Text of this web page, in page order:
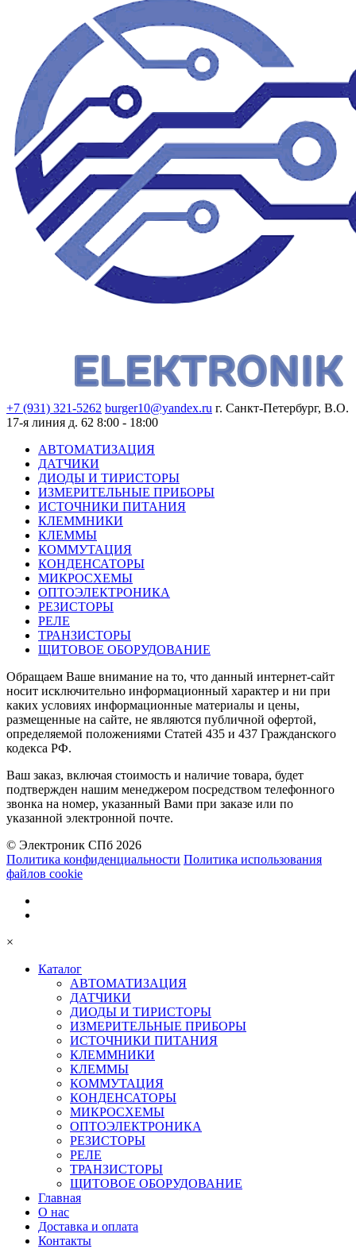
+7 (931) 321-5262 burger10@yandex.ru г. Санкт-Петербург, В.О.
17-я линия д. 62 8:00 - 18:00
АВТОМАТИЗАЦИЯ
ДАТЧИКИ
ДИОДЫ И ТИРИСТОРЫ
ИЗМЕРИТЕЛЬНЫЕ ПРИБОРЫ
ИСТОЧНИКИ ПИТАНИЯ
КЛЕММНИКИ
КЛЕММЫ
КОММУТАЦИЯ
КОНДЕНСАТОРЫ
МИКРОСХЕМЫ
ОПТОЭЛЕКТРОНИКА
РЕЗИСТОРЫ
РЕЛЕ
ТРАНЗИСТОРЫ
ЩИТОВОЕ ОБОРУДОВАНИЕ
Обращаем Ваше внимание на то, что данный интернет-сайт
носит исключительно информационный характер и ни при
каких условиях информационные материалы и цены,
размещенные на сайте, не являются публичной офертой,
определяемой положениями Статей 435 и 437 Гражданского
кодекса РФ.
Ваш заказ, включая стоимость и наличие товара, будет
подтвержден нашим менеджером посредством телефонного
звонка на номер, указанный Вами при заказе или по
указанной электронной почте.
© Электроник СПб 2026
Политика конфиденциальности Политика использования
файлов cookie
×
Каталог
АВТОМАТИЗАЦИЯ
ДАТЧИКИ
ДИОДЫ И ТИРИСТОРЫ
ИЗМЕРИТЕЛЬНЫЕ ПРИБОРЫ
ИСТОЧНИКИ ПИТАНИЯ
КЛЕММНИКИ
КЛЕММЫ
КОММУТАЦИЯ
КОНДЕНСАТОРЫ
МИКРОСХЕМЫ
ОПТОЭЛЕКТРОНИКА
РЕЗИСТОРЫ
РЕЛЕ
ТРАНЗИСТОРЫ
ЩИТОВОЕ ОБОРУДОВАНИЕ
Главная
О нас
Доставка и оплата
Контакты